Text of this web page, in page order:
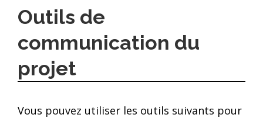
Outils de
communication du
projet
Vous pouvez utiliser les outils suivants pour